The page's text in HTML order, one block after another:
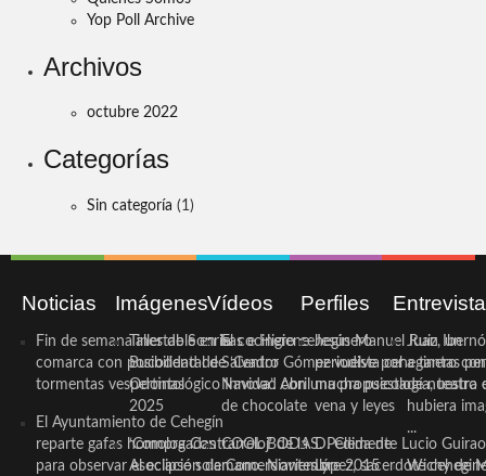
Yop Poll Archive
Archivos
octubre 2022
Categorías
Sin categoría (1)
Noticias
Fin de semana inestable en la
comarca con posibilidad de
tormentas vespertinas
El Ayuntamiento de Cehegín
reparte gafas homologadas
para observar el eclipse solar
Imágenes
Taller de Sonrisas e Higiene
Bucodental de ‘Centro
Odontológico Innova’. Abril
2025
‘Compra Contrarreloj’ de la
Asociación de Comerciantes y
Vídeos
El cocinero ceheginero
Salvador Gómez vuelve por
Navidad con una propuesta
de chocolate
COOL BODAS. Pedida de
mano. Noviembre 2015
Perfiles
Jesús Manuel Ruiz, un
periodista ceheginero con
mucha psicología, teatro
vena y leyes
D. Clemente Lucio Guirao
López, sacerdote
Juan
a tantas
de nuestra
hubiera
...
Wichy de